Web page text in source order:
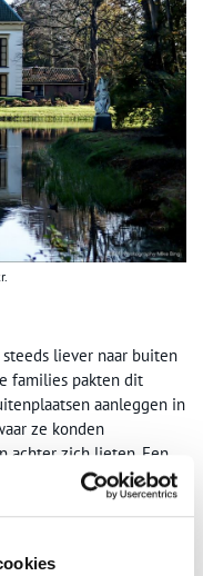
liever naar buiten
families pakten dit
aanleggen in
ze konden
achter zich lieten. Een
dat werd gebouwd door de
1705 werd deze